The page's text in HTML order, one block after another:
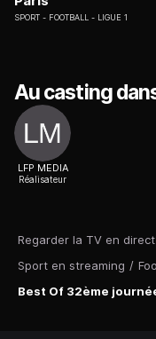
Regarder la TV en direct
Sport en streaming /
Best Of 32ème
SPORT FOOTBALL - LIGUE 1
Au casting
LFP MEDIA
Réalisateur